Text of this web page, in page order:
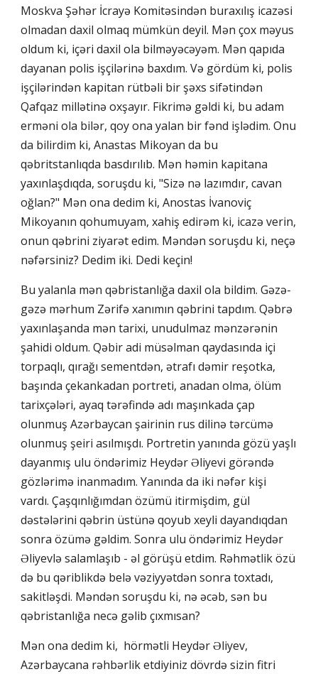
Moskva Şəhər İcrayə Komitəsindən buraxılış icazəsi
olmadan daxil olmaq mümkün deyil. Mən çox məyus
oldum ki, içəri daxil ola bilməyəcəyəm. Mən qapıda
dayanan polis işçilərinə baxdım. Və gördüm ki, polis
işçilərindən kapitan rütbəli bir şəxs sifətindən
Qafqaz millətinə oxşayır. Fikrimə gəldi ki, bu adam
erməni ola bilər, qoy ona yalan bir fənd işlədim. Onu
da bilirdim ki, Anastas Mikoyan da bu
qəbritstanlıqda basdırılıb. Mən həmin kapitana
yaxınlaşdıqda, soruşdu ki, "Sizə nə lazımdır, cavan
oğlan?" Mən ona dedim ki, Anostas İvanoviç
Mikoyanın qohumuyam, xahiş edirəm ki, icazə verin,
onun qəbrini ziyarət edim. Məndən soruşdu ki, neçə
nəfərsiniz? Dedim iki. Dedi keçin!
Bu yalanla mən qəbristanlığa daxil ola bildim. Gəzə-
gəzə mərhum Zərifə xanımın qəbrini tapdım. Qəbrə
yaxınlaşanda mən tarixi, unudulmaz mənzərənin
şahidi oldum. Qəbir adi müsəlman qaydasında içi
torpaqlı, qırağı sementdən, ətrafı dəmir reşotka,
başında çekankadan portreti, anadan olma, ölüm
tarixçələri, ayaq tərəfində adı maşınkada çap
olunmuş Azərbaycan şairinin rus dilinə tərcümə
olunmuş şeiri asılmışdı. Portretin yanında gözü yaşlı
dayanmış ulu öndərimiz Heydər Əliyevi görəndə
gözlərimə inanmadım. Yanında da iki nəfər kişi
vardı. Çaşqınlığımdan özümü itirmişdim, gül
dəstələrini qəbrin üstünə qoyub xeyli dayandıqdan
sonra özümə gəldim. Sonra ulu öndərimiz Heydər
Əliyevlə salamlaşıb - əl görüşü etdim. Rəhmətlik özü
də bu qəriblikdə belə vəziyyətdən sonra toxtadı,
sakitləşdi. Məndən soruşdu ki, nə əcəb, sən bu
qəbristanlığa necə gəlib çıxmısan?
Mən ona dedim ki, hörmətli Heydər Əliyev,
Azərbaycana rəhbərlik etdiyiniz dövrdə sizin fitri